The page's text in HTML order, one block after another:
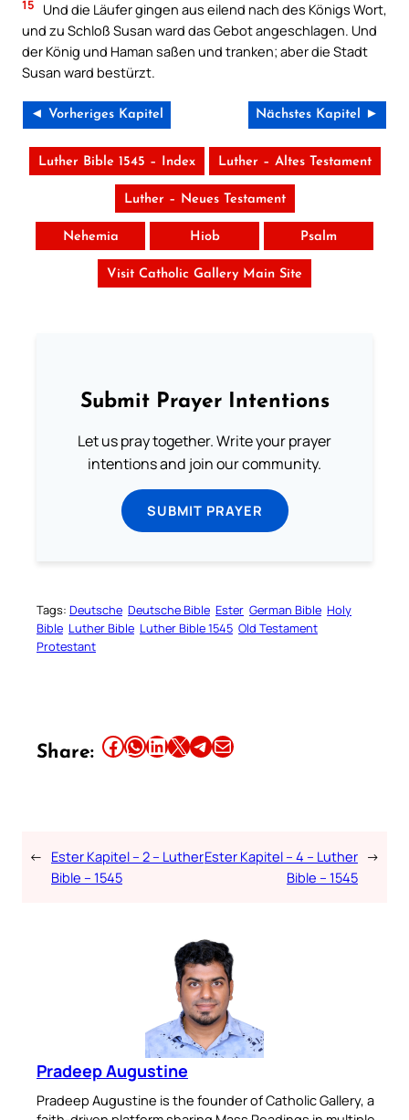
15
Und die Läufer gingen aus eilend nach des Königs Wort,
und zu Schloß Susan ward das Gebot angeschlagen. Und
der König und Haman saßen und tranken; aber die Stadt
Susan ward bestürzt.
◄ Vorheriges Kapitel Nächstes Kapitel ►
Luther Bible 1545 – Index Luther – Altes Testament
Luther – Neues Testament
Nehemia Hiob Psalm
Visit Catholic Gallery Main Site
Submit Prayer Intentions
Let us pray together. Write your prayer
intentions and join our community.
SUBMIT PRAYER
Tags: Deutsche Deutsche Bible Ester German Bible Holy
Bible Luther Bible Luther Bible 1545 Old Testament
Protestant
Share: Share this article on Facebook Share this article on WhatsApp Share this article on LinkedIn Share this article on X Share this article on TelegramEmail this Article
← Ester Kapitel – 2 – Luther
Bible – 1545
Ester Kapitel – 4 – Luther
Bible – 1545
→
Pradeep Augustine
Pradeep Augustine is the founder of Catholic Gallery, a